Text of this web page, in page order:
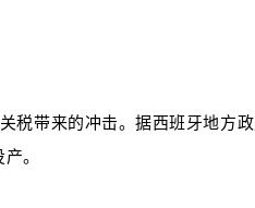
税带来的冲击。据西班牙地方
。